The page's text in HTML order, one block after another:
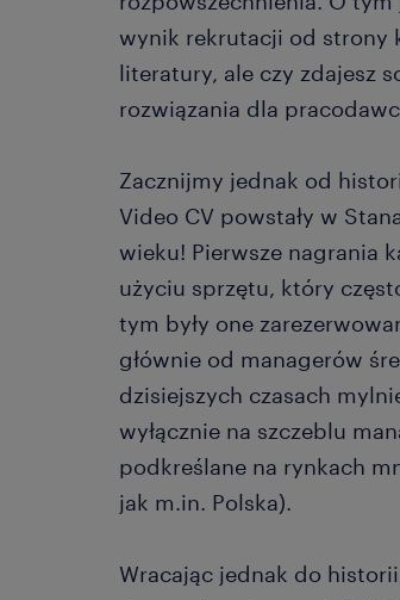
wynik rekrutacji od strony
literatury, ale czy zdajesz
rozwiązania dla
Zacznijmy jednak od
Video CV powstały w
wieku! Pierwsze nagrania
użyciu sprzętu, który
tym były one
głównie od managerów
dzisiejszych czasach
wyłącznie na szczeblu
podkreślane na rynkach
jak m.in. Polska).
Wracając jednak do